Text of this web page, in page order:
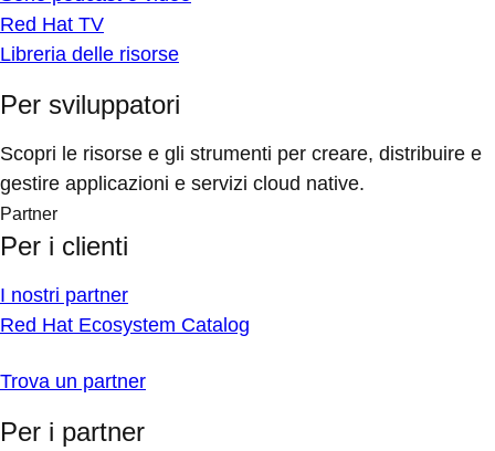
Red Hat TV
Libreria delle risorse
Per sviluppatori
Scopri le risorse e gli strumenti per creare, distribuire e
gestire applicazioni e servizi cloud native.
Partner
Per i clienti
I nostri partner
Red Hat Ecosystem Catalog
Trova un partner
Per i partner